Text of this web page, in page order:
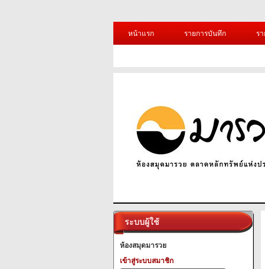
หน้าแรก
รายการบันทึก ร
ระบบผู้ใช้
ห้องสมุดมารวย
เข้าสู่ระบบสมาชิก